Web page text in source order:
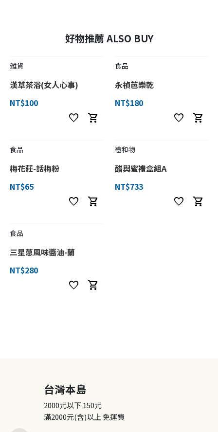
好物推薦 ALSO BUY
雜貨
漢草茶浴(女人心事)
NT$100
favorite shopping_cart
食品
永禎芭樂乾
NT$180
favorite shopping_cart
食品
梅花莊-話梅粉
NT$65
favorite shopping_cart
禮和物
醋與蜜禮盒組A
NT$733
favorite shopping_cart
食品
三星蔥風味醬油-蘭
NT$280
favorite shopping_cart
台灣本島
2000元以下150元
滿2000元(含)以上免運費